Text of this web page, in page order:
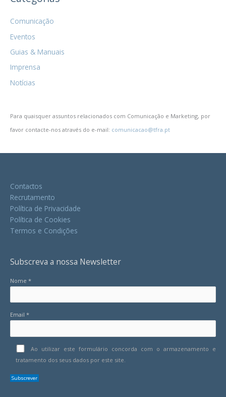
Comunicação
Eventos
Guias & Manuais
Imprensa
Notícias
Para quaisquer assuntos relacionados com Comunicação e Marketing, por
favor contacte-nos através do e-mail: comunicacao@tfra.pt
Contactos
Recrutamento
Política de Privacidade
Política de Cookies
Termos e Condições
Subscreva a nossa Newsletter
Nome *
Email *
Ao utilizar este formulário concorda com o armazenamento e
tratamento dos seus dados por este site.